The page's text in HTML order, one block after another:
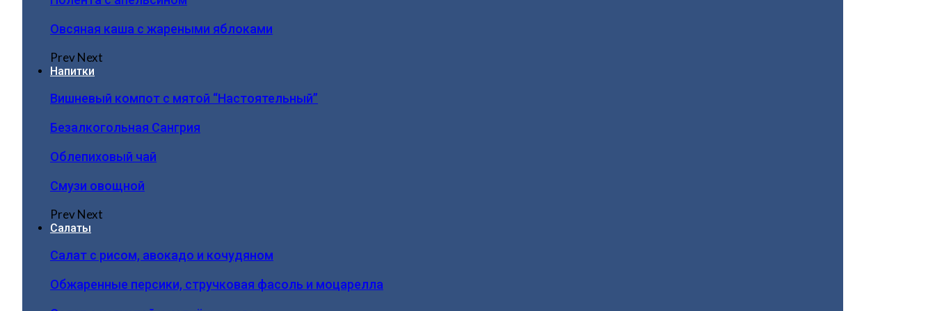
Овсяная каша с жареными яблоками
PrevNext
Напитки
Вишневый компот с мятой “Настоятельный”
Безалкогольная Сангрия
Облепиховый чай
Смузи овощной
PrevNext
Салаты
Салат с рисом, авокадо и кочудяном
Обжаренные персики, стручковая фасоль и моцарелла